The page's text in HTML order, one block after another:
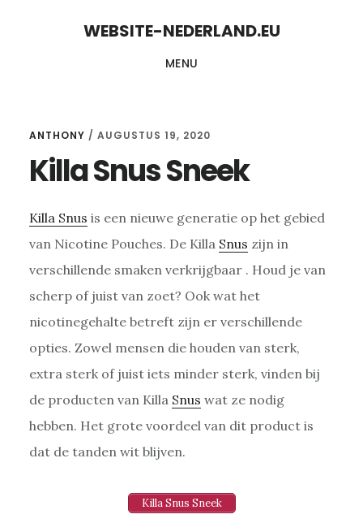
WEBSITE-NEDERLAND.EU
MENU
ANTHONY / AUGUSTUS 19, 2020
Killa Snus Sneek
Killa Snus is een nieuwe generatie op het gebied
van Nicotine Pouches. De Killa Snus zijn in
verschillende smaken verkrijgbaar . Houd je van
scherp of juist van zoet? Ook wat het
nicotinegehalte betreft zijn er verschillende
opties. Zowel mensen die houden van sterk,
extra sterk of juist iets minder sterk, vinden bij
de producten van Killa Snus wat ze nodig
hebben. Het grote voordeel van dit product is
dat de tanden wit blijven.
Killa Snus Sneek